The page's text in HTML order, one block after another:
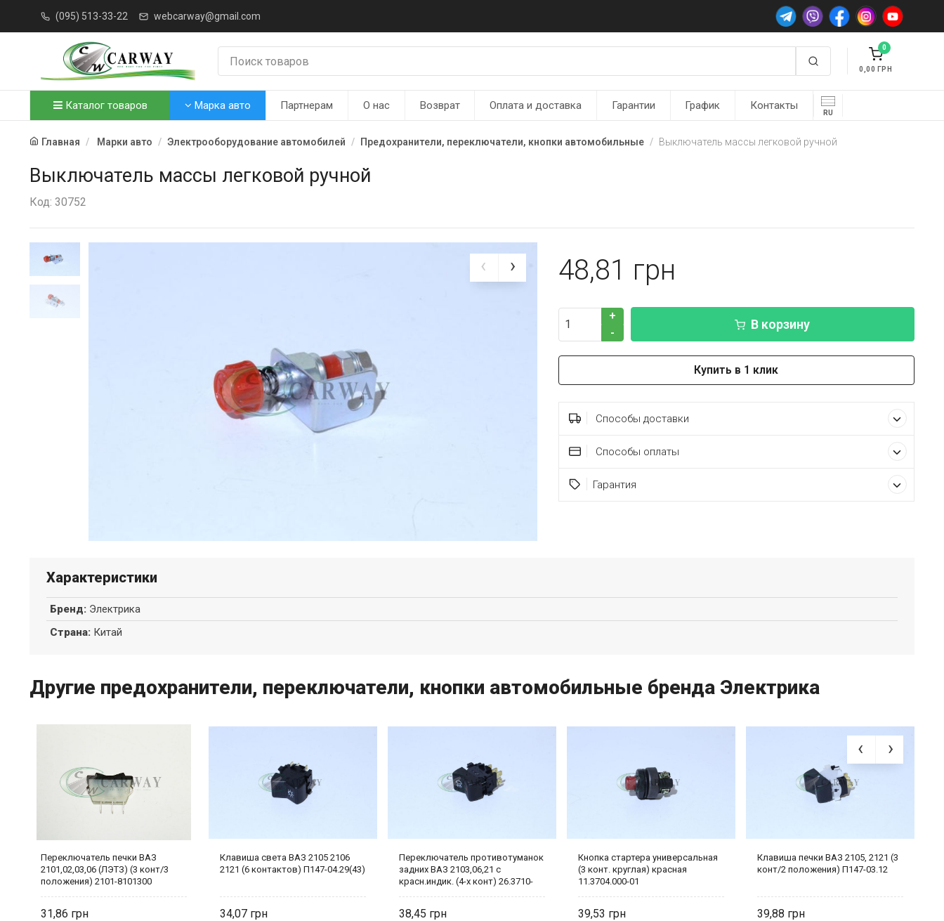
(095) 513-33-22 webcarway@gmail.com
0
0,00
Каталог товаров Марка авто Партнерам О нас Возврат Оплата и доставка Гарантии График Контакты
RU
Главная Марки авто Электрооборудование автомобилей Предохранители, переключатели, кнопки автомобильные Выключатель массы легковой ручной
Выключатель массы легковой ручной
Код: 30752
48,81
+
-
В корзину
Купить в 1 клик
Способы доставки
Способы оплаты
Гарантия
Характеристики
Бренд: Электрика
Страна: Китай
Другие предохранители, переключатели, кнопки автомобильные бренда Электрика
Переключатель печки ВАЗ
2101,02,03,06 (ЛЭТЗ) (3 конт/3
положения) 2101-8101300
31,86
Клавиша света ВАЗ 2105 2106
2121 (6 контактов) П147-04.29(43)
34,07
Переключатель противотуманок
задних ВАЗ 2103,06,21 с
красн.индик. (4-х конт) 26.3710-
38,45
Кнопка стартера универсальная
(3 конт. круглая) красная
11.3704.000-01
39,53
Клавиша печки ВАЗ 2105, 2121 (3
конт/2 положения) П147-03.12
39,88